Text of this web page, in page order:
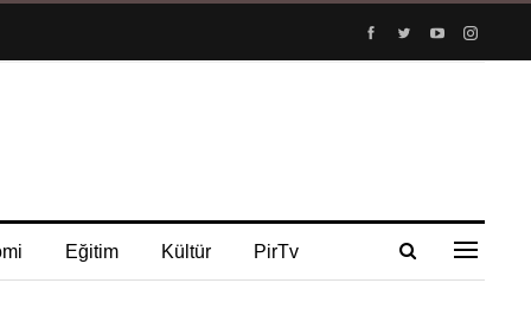
Eğitim Kültür PirTv